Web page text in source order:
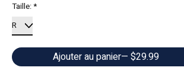
Taille:*
Ajouter au panier — $29.99